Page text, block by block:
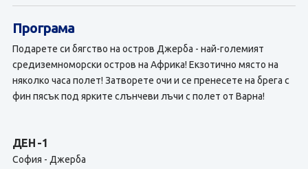
Програма
Подарете си бягство на остров Джерба - най-големият
средиземноморски остров на Африка! Екзотично място на
няколко часа полет! Затворете очи и се пренесете на брега с
фин пясък под ярките слънчеви лъчи с полет от Варна!
ДЕН -1
София - Джерба